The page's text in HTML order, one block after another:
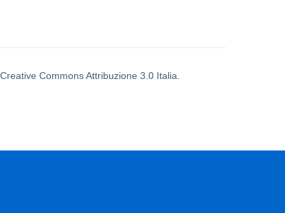
Commons Attribuzione 3.0 Italia.